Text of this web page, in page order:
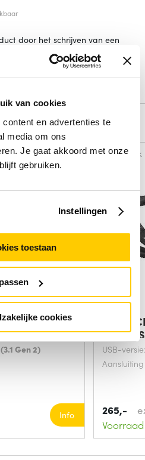
van cookies
en advertenties te
media om ons
Je gaat akkoord met onze
gebruiken.
Instellingen
toestaan
cookies
door het schrijven van een
Active Optical
Gen 2)
Info
Vergelijk
Zebra
kabel
USB-
265,-
Voorraad